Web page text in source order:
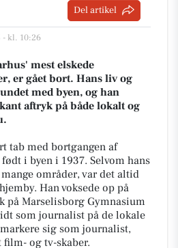
Del artikel
- kl. 10:26
mest elskede
er gået bort. Hans liv og
med byen, og han
aftryk på både lokalt og
tab med bortgangen af
i byen i 1937. Selvom hans
områder, var det altid
Han voksede op på
på Marselisborg Gymnasium
som journalist på de lokale
sig som journalist,
og tv-skaber.